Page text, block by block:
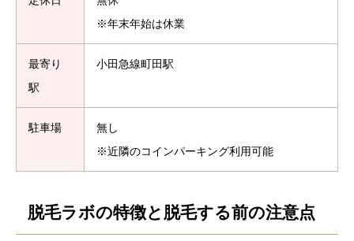
※年末年始は休業
最寄り
駅
小田急線町田駅
駐車場
無し
※近隣のコインパーキング利用可能
脱毛ラボの特徴と脱毛する前の注意点